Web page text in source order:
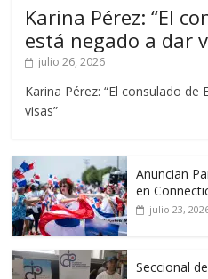
Karina Pérez: “El
está negado a dar
julio 26, 2026
Karina Pérez: “El consulado de
visas”
Anuncian
en
julio 23,
Seccional